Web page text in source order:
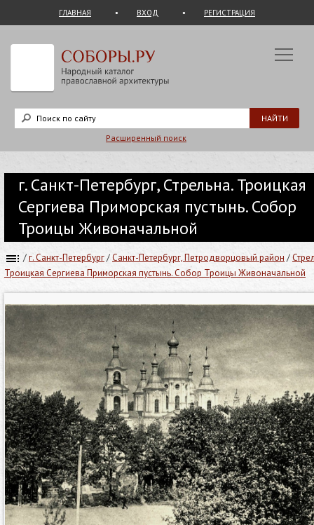
ГЛАВНАЯ ВХОД РЕГИСТРАЦИЯ
Расширенный поиск
г. Санкт-Петербург, Стрельна. Троицкая
Сергиева Приморская пустынь. Собор
Троицы Живоначальной
/г. Санкт-Петербург/Санкт-Петербург, Петродворцовый район /
Троицкая Сергиева Приморская пустынь. Собор Троицы Живоначальной